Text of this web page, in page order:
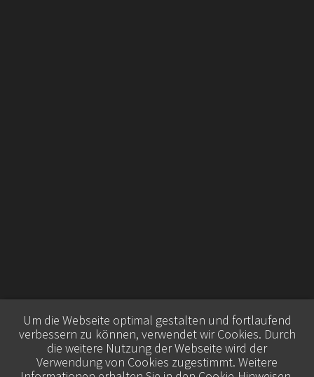
Um die Webseite optimal gestalten und fortlaufend
verbessern zu können, verwendet wir Cookies. Durch
die weitere Nutzung der Webseite wird der
Verwendung von Cookies zugestimmt. Weitere